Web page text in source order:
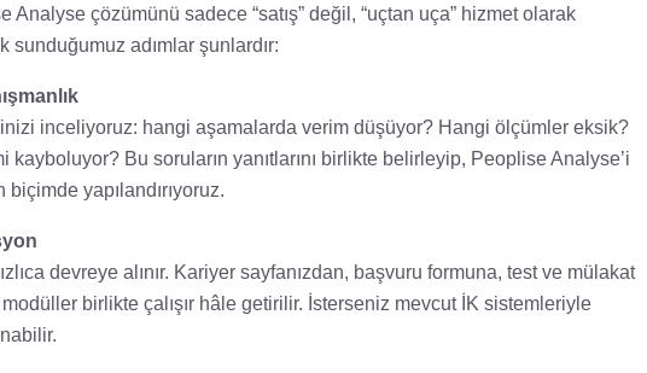
çözümünü sadece “satış” değil, “uçtan uça” hizmet olarak
adımlar şunlardır:
inceliyoruz: hangi aşamalarda verim düşüyor? Hangi ölçümler eksik?
kayboluyor? Bu soruların yanıtlarını birlikte belirleyip, Peoplise Analyse’i
yapılandırıyoruz.
devreye alınır. Kariyer sayfanızdan, başvuru formuna, test ve mülakat
modüller birlikte çalışır hâle getirilir. İsterseniz mevcut İK sistemleriyle